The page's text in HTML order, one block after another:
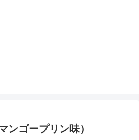
ンゴープリン味）